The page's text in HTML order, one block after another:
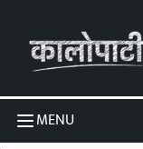
MENU